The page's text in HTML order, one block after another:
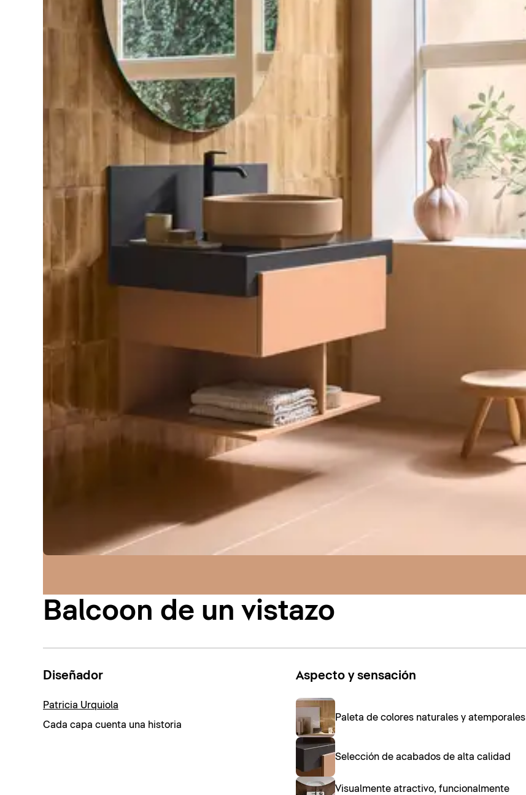
Balcoon de un vistazo
Diseñador
Patricia Urquiola
Cada capa cuenta una historia
Aspecto y sensación
Paleta de colores naturales y atemporales
Selección de acabados de alta calidad
Visualmente atractivo, funcionalmente